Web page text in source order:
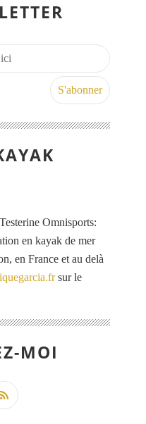
Omnisports:
en kayak de mer
en France et au delà
sur le
MOI